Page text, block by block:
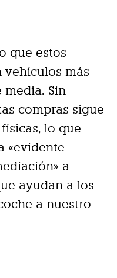
que estos
más
media. Sin
compras sigue
lo que
«evidente
a
ayudan a los
a nuestro